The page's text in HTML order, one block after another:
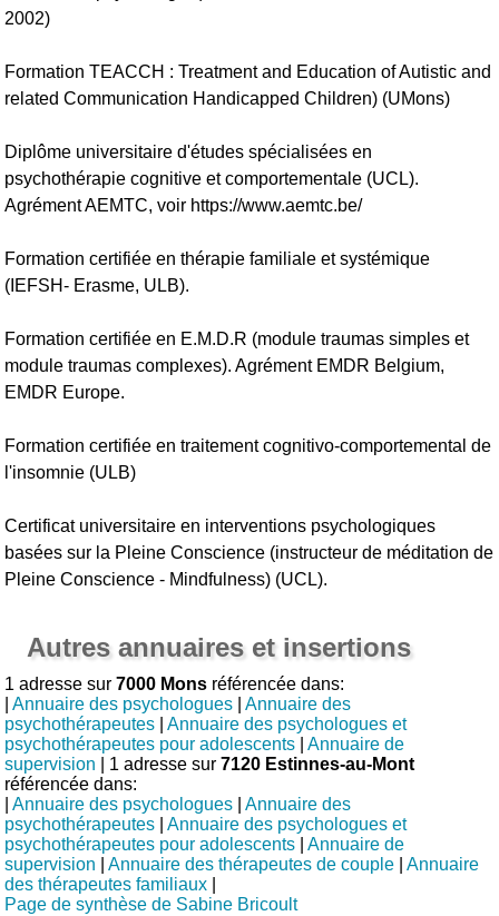
2002)
Formation TEACCH : Treatment and Education of Autistic and
related Communication Handicapped Children) (UMons)
Diplôme universitaire d'études spécialisées en
psychothérapie cognitive et comportementale (UCL).
Agrément AEMTC, voir https://www.aemtc.be/
Formation certifiée en thérapie familiale et systémique
(IEFSH- Erasme, ULB).
Formation certifiée en E.M.D.R (module traumas simples et
module traumas complexes). Agrément EMDR Belgium,
EMDR Europe.
Formation certifiée en traitement cognitivo-comportemental de
l'insomnie (ULB)
Certificat universitaire en interventions psychologiques
basées sur la Pleine Conscience (instructeur de méditation de
Pleine Conscience - Mindfulness) (UCL).
Autres annuaires et insertions
1 adresse sur7000 Mons référencée dans:
|Annuaire des psychologues |Annuaire des
psychothérapeutes |Annuaire des psychologues et
psychothérapeutes pour adolescents |Annuaire de
supervision | 1 adresse sur7120 Estinnes-au-Mont
référencée dans:
|Annuaire des psychologues |Annuaire des
psychothérapeutes |Annuaire des psychologues et
psychothérapeutes pour adolescents |Annuaire de
supervision |Annuaire des thérapeutes de couple |Annuaire
des thérapeutes familiaux
Page de synthèse de Sabine Bricoult